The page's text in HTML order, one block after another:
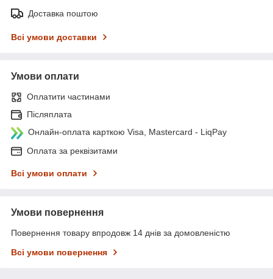
Доставка поштою
Всі умови доставки
Умови оплати
Оплатити частинами
Післяплата
Онлайн-оплата карткою Visa, Mastercard - LiqPay
Оплата за реквізитами
Всі умови оплати
Умови повернення
Повернення товару впродовж 14 днів за домовленістю
Всі умови повернення